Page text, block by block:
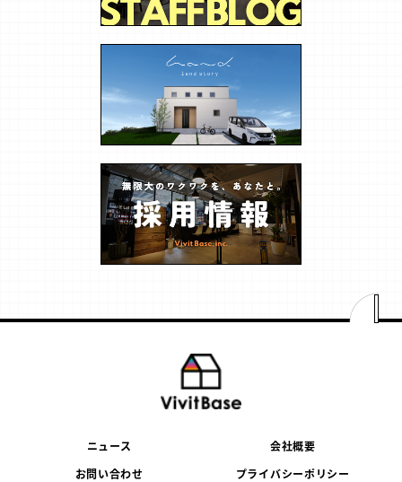
ニュース
会社概要
お問い合わせ
プライバシーポリシー